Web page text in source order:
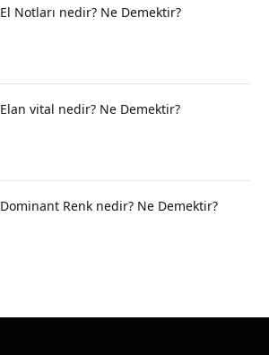
El Notları nedir? Ne Demektir?
Elan vital nedir? Ne Demektir?
Dominant Renk nedir? Ne Demektir?